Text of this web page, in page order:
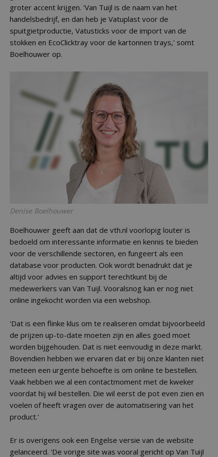
groter accent krijgen. 'Van Tuijl is de naam van het
handelsbedrijf, en dan heb je Vatuplast voor de
spuitgietproductie, Vatusticks voor de import van de
stokken en EcoClicktray voor de kartonnen trays,' somt
Boelhouwer op.
Denise Boelhouwer
Boelhouwer geeft aan dat de vth.nl voorlopig louter is
bedoeld om interessante informatie en kennis te bieden
voor de verschillende sectoren, en fungeert als een
database voor producten. Ook wordt benadrukt dat je
altijd voor advies en support terechtkunt bij de
medewerkers van Van Tuijl. Vooralsnog kan er nog niet
online ingekocht worden via een webshop.
'Dat is een flinke klus om te realiseren omdat bijvoorbeeld
de prijzen up-to-date moeten zijn en alles goed moet
worden bijgehouden. Dat is niet eenvoudig in deze markt.
Bovendien hebben we ervaren dat er bij onze klanten niet
meteen een urgente behoefte is om online te bestellen.
Vaak hebben we al een contactmoment met de kweker
voordat hij wil bestellen. Die wil eerst de pot even zien en
voelen of heeft vragen over de automatisering van het
product.'
Er is overigens ook een Engelse versie van de website
gelanceerd. 'De vorige site was vooral gericht op Van Tuijl